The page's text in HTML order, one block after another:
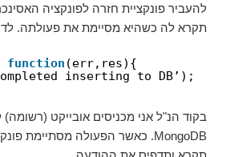
להעביר פונקציית חזרה לפונקציה
תקרא לה כשהיא מסיימת את פעולתה.
function (err,res){
inserting to DB’);
בקוד הנ"ל אני מכניסים אובייקט